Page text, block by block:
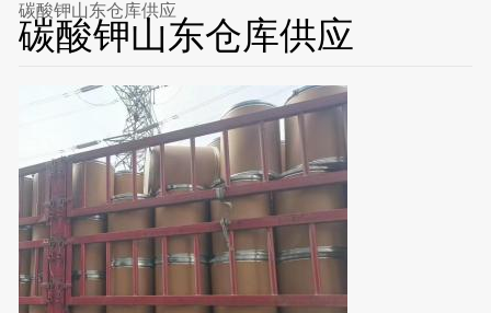
碳酸钾山东仓库供应
碳酸钾山东仓库供应